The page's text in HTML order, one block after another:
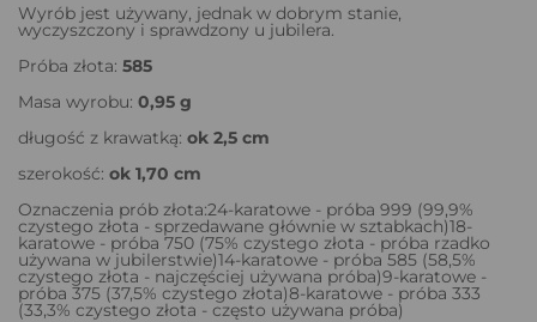
Wyrób jest używany, jednak w dobrym stanie,
wyczyszczony i sprawdzony u jubilera.
Próba złota: 585
Masa wyrobu: 0,95 g
długość z krawatką: ok 2,5 cm
szerokość: ok 1,70 cm
Oznaczenia prób złota:24-karatowe - próba 999 (99,9%
czystego złota - sprzedawane głównie w sztabkach)18-
karatowe - próba 750 (75% czystego złota - próba rzadko
używana w jubilerstwie)14-karatowe - próba 585 (58,5%
czystego złota - najczęściej używana próba)9-karatowe -
próba 375 (37,5% czystego złota)8-karatowe - próba 333
(33,3% czystego złota - często używana próba)